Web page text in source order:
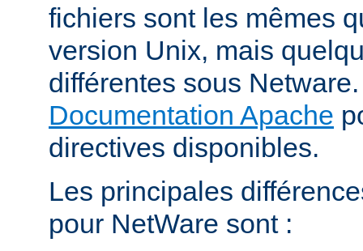
fichiers sont les mêmes
version Unix, mais
différentes sous
Documentation Apache
directives disponibles.
Les principales
pour NetWare sont :